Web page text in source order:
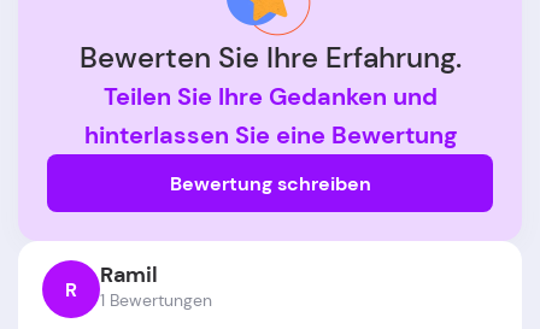
Bewerten Sie Ihre Erfahrung.
Teilen Sie Ihre Gedanken und
hinterlassen Sie eine Bewertung
Bewertung schreiben
R Ramil
1 Bewertungen